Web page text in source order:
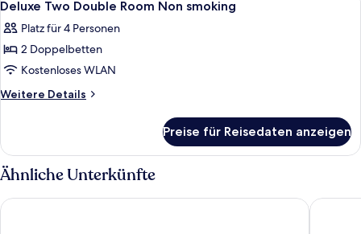
Non
Fotos
für
Deluxe
Two
Double
smoking
anzeigen
Deluxe Two Double Room Non smoking
Platz für 4 Personen
2 Doppelbetten
Kostenloses WLAN
Weitere Details
Weitere
Two
Double
Room
Non
smoking
Preise für Reisedaten anzeigen
Ähnliche Unterkünfte
Flamingo Las Vegas Hotel & Casino Planet